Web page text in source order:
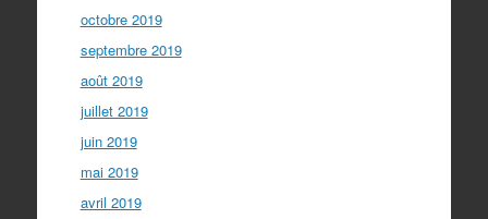
octobre 2019
septembre 2019
août 2019
juillet 2019
juin 2019
mai 2019
avril 2019